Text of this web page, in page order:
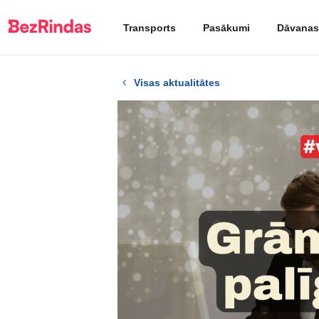
Transports Pasākumi Dāvanas
Visas aktualitātes